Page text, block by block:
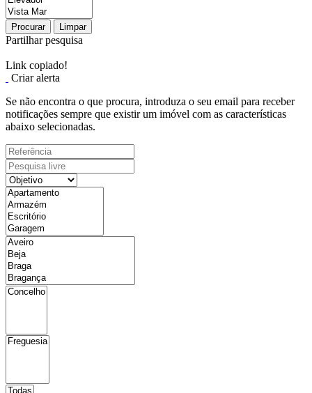
Procurar Limpar
Partilhar pesquisa
Link copiado!
Criar alerta
Se não encontra o que procura, introduza o seu email para receber
notificações sempre que existir um imóvel com as características
abaixo selecionadas.